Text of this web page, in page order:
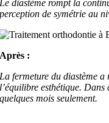
Le diastème rompt la
perception de symétrie au
Après :
La fermeture du diastème
l’équilibre esthétique.
quelques mois seulement.